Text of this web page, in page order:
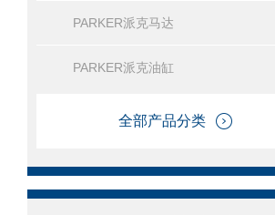
PARKER派克马达
PARKER派克油缸
全部产品分类